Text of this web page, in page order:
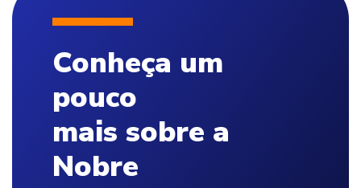
Conheça um
pouco
mais sobre a
Nobre